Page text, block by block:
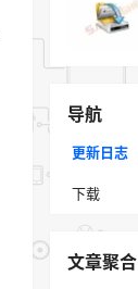
导航
更新日志
下载
文章聚合